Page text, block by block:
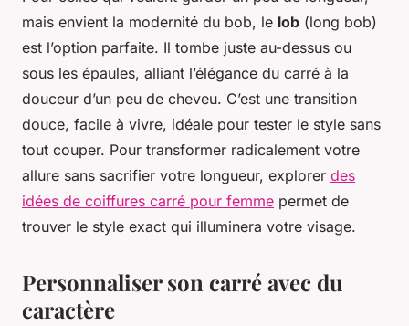
mais envient la modernité du bob, le lob (long bob)
est l’option parfaite. Il tombe juste au-dessus ou
sous les épaules, alliant l’élégance du carré à la
douceur d’un peu de cheveu. C’est une transition
douce, facile à vivre, idéale pour tester le style sans
tout couper. Pour transformer radicalement votre
allure sans sacrifier votre longueur, explorer des
idées de coiffures carré pour femme permet de
trouver le style exact qui illuminera votre visage.
Personnaliser son carré avec du
caractère